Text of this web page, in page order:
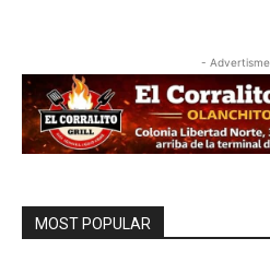
-
MOST POPULAR